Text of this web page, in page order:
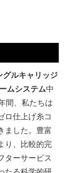
グルキャリッジ
ムシステム中
間、私たちは
ロ仕上げ糸コ
ました。豊富
り、比較的完
ターサービス